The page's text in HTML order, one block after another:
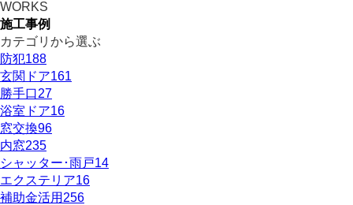
WORKS
施工事例
カテゴリから選ぶ
防犯188
玄関ドア161
勝手口27
浴室ドア16
窓交換96
内窓235
シャッター･雨戸14
エクステリア16
補助金活用 256